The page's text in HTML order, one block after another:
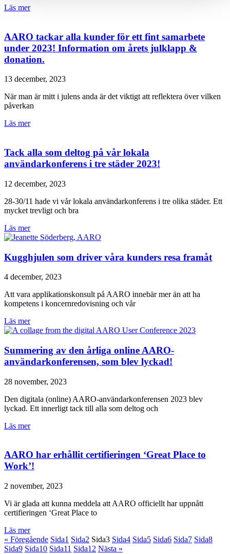
Läs mer
AARO tackar alla kunder för ett fint samarbete
under 2023! Information om årets julklapp &
donation.
13 december, 2023
När man är mitt i julens anda är det viktigt att reflektera över vilken
påverkan
Läs mer
Tack alla som deltog på vår lokala
användarkonferens i tre städer 2023!
12 december, 2023
28-30/11 hade vi vår lokala användarkonferens i tre olika städer. Ett
mycket trevligt och bra
Läs mer
Kugghjulen som driver våra kunders resa framåt
4 december, 2023
Att vara applikationskonsult på AARO innebär mer än att ha
kompetens i koncernredovisning och vår
Läs mer
Summering av den årliga online AARO-
användarkonferensen, som blev lyckad!
28 november, 2023
Den digitala (online) AARO-användarkonferensen 2023 blev
lyckad. Ett innerligt tack till alla som deltog och
Läs mer
AARO har erhållit certifieringen ‘Great Place to
Work’!
2 november, 2023
Vi är glada att kunna meddela att AARO officiellt har uppnått
certifieringen ‘Great Place to
Läs mer
« Föregående Sida1 Sida2 Sida3 Sida4 Sida5 Sida6 Sida7 Sida8
Sida9 Sida10 Sida11 Sida12 Nästa »